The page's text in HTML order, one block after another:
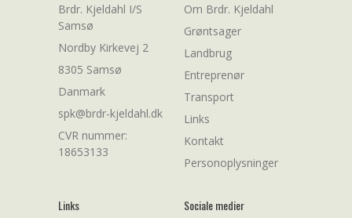
Brdr. Kjeldahl I/S
Samsø
Nordby Kirkevej 2
8305 Samsø
Danmark
spk@brdr-kjeldahl.dk
CVR nummer:
18653133
Om Brdr. Kjeldahl
Grøntsager
Landbrug
Entreprenør
Transport
Links
Kontakt
Personoplysninger
Links Sociale medier